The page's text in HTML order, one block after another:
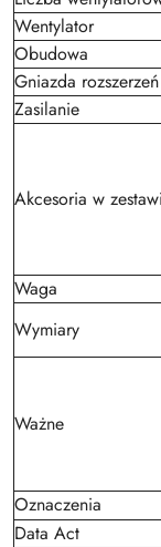
Wentylator
Obudowa
Gniazda rozszerzeń
Zasilanie
Akcesoria w
Waga
Wymiary
Ważne
Oznaczenia
Data Act